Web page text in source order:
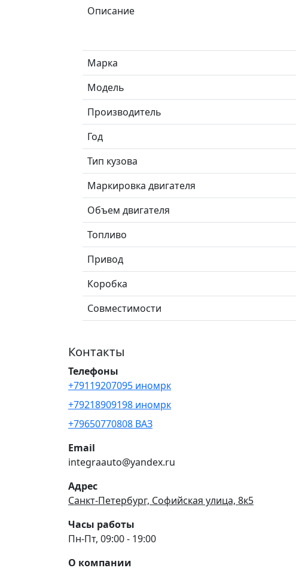
Описание
Марка
Модель
Производитель
Год
Тип кузова
Маркировка двигателя
Объем двигателя
Топливо
Привод
Коробка
Совместимости
Контакты
Телефоны
+79119207095 иномрк
+79218909198 иномрк
+79650770808 ВАЗ
Email
integraauto@yandex.ru
Адрес
Санкт-Петербург, Софийская улица, 8к5
Часы работы
Пн-Пт, 09:00 - 19:00
О компании